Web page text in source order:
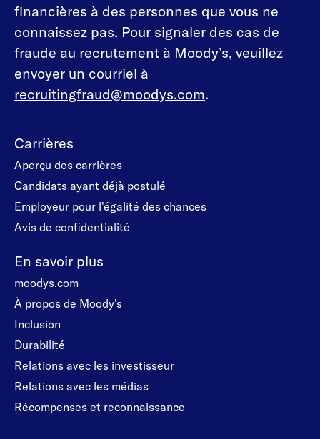
financières à des personnes que vous ne
connaissez pas. Pour signaler des cas de
fraude au recrutement à Moody’s, veuillez
envoyer un courriel à
recruitingfraud@moodys.com.
Carrières
Aperçu des carrières
Candidats ayant déjà postulé
Employeur pour l'égalité des chances
Avis de confidentialité
En savoir plus
moodys.com
À propos de Moody’s
Inclusion
Durabilité
Relations avec les investisseur
Relations avec les médias
Récompenses et reconnaissance